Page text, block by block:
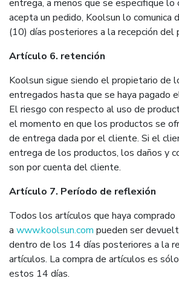
entrega, a menos que se especifique lo
acepta un pedido, Koolsun lo comunica
(10) días posteriores a la recepción del
Artículo 6. retención
Koolsun sigue siendo el propietario de
entregados hasta que se haya pagado
El riesgo con respecto al uso de
el momento en que los productos se
de entrega dada por el cliente. Si el
entrega de los productos, los daños y
son por cuenta del cliente.
Artículo 7. Período de reflexión
Todos los artículos que haya comprado
a www.koolsun.com pueden ser
dentro de los 14 días posteriores a la
artículos. La compra de artículos es
estos 14 días.